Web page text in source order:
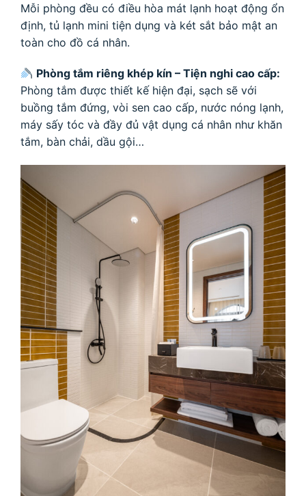
Mỗi phòng đều có điều hòa mát lạnh hoạt động ổn
định, tủ lạnh mini tiện dụng và két sắt bảo mật an
toàn cho đồ cá nhân.
Phòng tắm riêng khép kín – Tiện nghi cao cấp:
Phòng tắm được thiết kế hiện đại, sạch sẽ với
buồng tắm đứng, vòi sen cao cấp, nước nóng lạnh,
máy sấy tóc và đầy đủ vật dụng cá nhân như khăn
tắm, bàn chải, dầu gội…